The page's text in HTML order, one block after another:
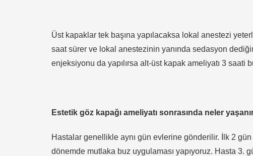
Üst kapaklar tek başına yapılacaksa lokal anestezi
saat sürer ve lokal anestezinin yanında sedasyon
enjeksiyonu da yapılırsa alt-üst kapak ameliyatı 3 saati
Estetik göz kapağı ameliyatı sonrasında neler
Hastalar genellikle aynı gün evlerine gönderilir. İlk 2
dönemde mutlaka buz uygulaması yapıyoruz. Hasta